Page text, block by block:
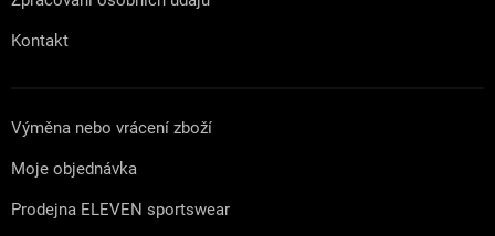
Kontakt
Výměna nebo vrácení zboží
Moje objednávka
Prodejna ELEVEN sportswear